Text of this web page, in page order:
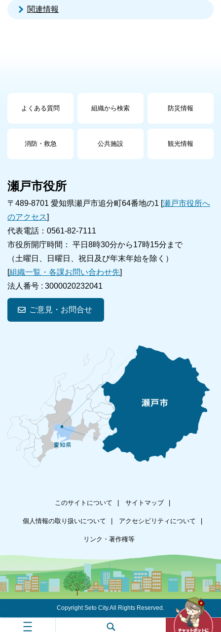
関連情報
よくある質問 組織から検索 防災情報
消防・救急 公共施設 観光情報
瀬戸市役所
〒489-8701 愛知県瀬戸市追分町64番地の1 [瀬戸市役所へ
のアクセス]
代表電話：0561-82-7111
市役所開庁時間： 平日8時30分から17時15分まで
（土曜日、日曜日、祝日及び年末年始を除く）
[組織一覧・各課お問い合わせ先]
法人番号 : 3000020232041
ご意見・お問合せ
このサイトについて サイトマップ
個人情報の取り扱いについて アクセシビリティについて
リンク・著作権等
Copyright Seto City.All Rights Reserved.